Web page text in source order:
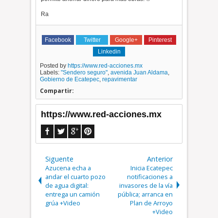
Ra
Facebook Twitter Google+
Pinterest
Linkedin
Posted byhttps://www.red-acciones.mx
Labels:"Sendero seguro",avenida Juan Aldama,
Gobierno de Ecatepec,repavimentar
Compartir:
https://www.red-acciones.mx
Siguente
Azucena echa a
andar el cuarto pozo
de agua digital:
entrega un camión
grúa +Video
Anterior
Inicia Ecatepec
notificaciones a
invasores de la vía
pública; arranca en
Plan de Arroyo
+Video